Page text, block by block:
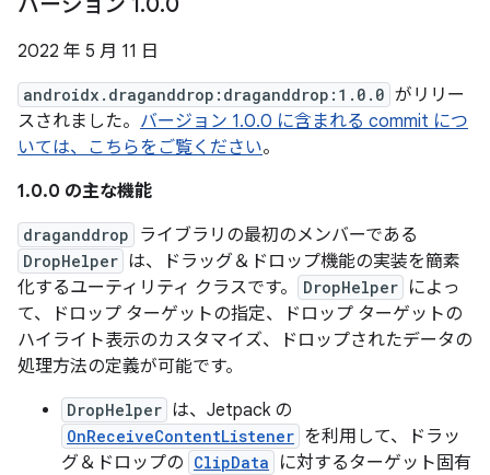
2022 年 5 月 11 日
androidx.draganddrop:draganddrop:1.0.0 がリリー
スされました。 バージョン 1.0.0 に含まれる commit につ
いては、こちらをご覧ください。
1.0.0 の主な機能
draganddrop ライブラリの最初のメンバーである
DropHelper は、ドラッグ＆ドロップ機能の実装を簡素
化するユーティリティ クラスです。
DropHelper によっ
て、ドロップ ターゲットの指定、ドロップ ターゲットの
ハイライト表示のカスタマイズ、ドロップされたデータの
処理方法の定義が可能です。
DropHelper は、Jetpack の
OnReceiveContentListener を利用して、ドラッ
グ＆ドロップの ClipData
に対するターゲット固有